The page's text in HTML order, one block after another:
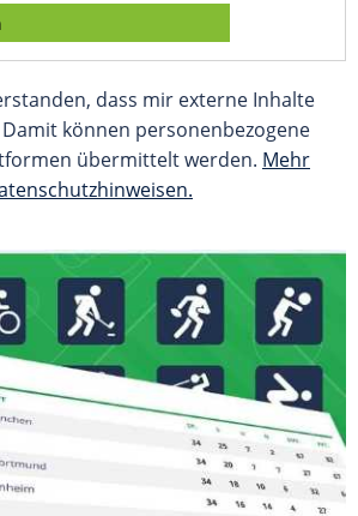
dass mir externe Inhalte
können personenbezogene
übermittelt werden. Mehr